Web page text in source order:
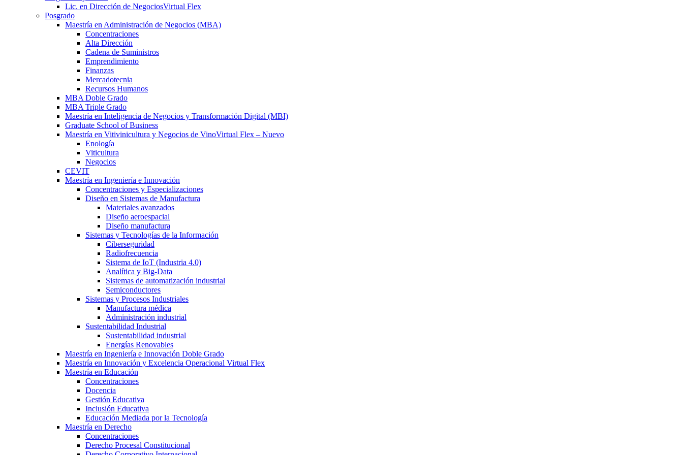
Lic. en Dirección de NegociosVirtual Flex
Posgrado
Maestría en Administración de Negocios (MBA)
Concentraciones
Alta Dirección
Cadena de Suministros
Emprendimiento
Finanzas
Mercadotecnia
Recursos Humanos
MBA Doble Grado
MBA Triple Grado
Maestría en Inteligencia de Negocios y Transformación Digital (MBI)
Graduate School of Business
Maestría en Vitivinicultura y Negocios de VinoVirtual Flex – Nuevo
Enología
Viticultura
Negocios
CEVIT
Maestría en Ingeniería e Innovación
Concentraciones y Especializaciones
Diseño en Sistemas de Manufactura
Materiales avanzados
Diseño aeroespacial
Diseño manufactura
Sistemas y Tecnologías de la Información
Ciberseguridad
Radiofrecuencia
Sistema de IoT (Industria 4.0)
Analítica y Big-Data
Sistemas de automatización industrial
Semiconductores
Sistemas y Procesos Industriales
Manufactura médica
Administración industrial
Sustentabilidad Industrial
Sustentabilidad industrial
Energías Renovables
Maestría en Ingeniería e Innovación Doble Grado
Maestría en Innovación y Excelencia Operacional Virtual Flex
Maestría en Educación
Concentraciones
Docencia
Gestión Educativa
Inclusión Educativa
Educación Mediada por la Tecnología
Maestría en Derecho
Concentraciones
Derecho Procesal Constitucional